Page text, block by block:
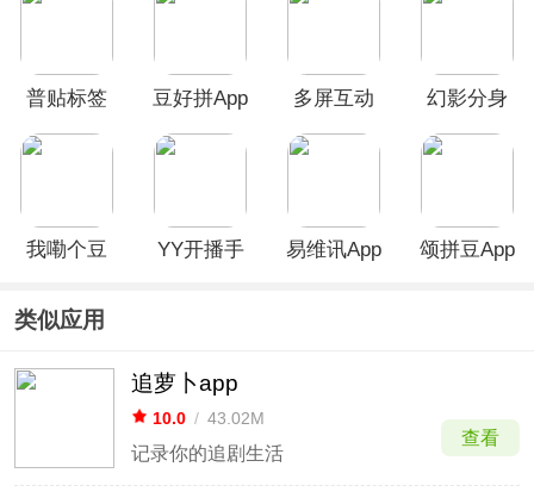
普贴标签
豆好拼App
多屏互动
幻影分身
我嘞个豆
YY开播手
易维讯App 颂拼豆App
类似应用
追萝卜app
10.0 / 43.02M
记录你的追剧生活
查看